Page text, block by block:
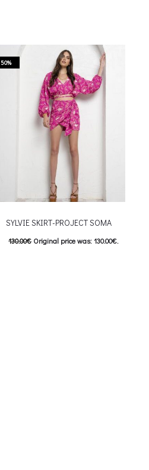
chosen on the product page
50%
SYLVIE SKIRT-PROJECT SOMA
130.00€ Original price was: 130.00€.